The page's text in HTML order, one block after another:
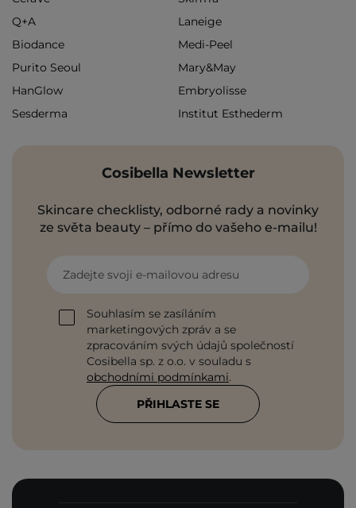
Q+A
Laneige
Biodance
Medi-Peel
Purito Seoul
Mary&May
HanGlow
Embryolisse
Sesderma
Institut Esthederm
Cosibella Newsletter
Skincare checklisty, odborné rady a novinky
ze světa beauty – přímo do vašeho e-mailu!
Zadejte svoji e-mailovou adresu
Souhlasím se zasíláním
marketingových zpráv a se
zpracováním svých údajů společností
Cosibella sp. z o.o. v souladu s
obchodními podmínkami.
PŘIHLASTE SE